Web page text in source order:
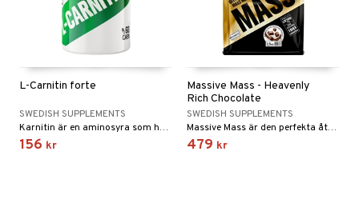
L-Carnitin forte
SWEDISH SUPPLEMENTS
Karnitin är en aminosyra som har uppgiften att transportera fett till mitokondrierna där förbränningen sker.
156 kr
Massive Mass - Heavenly
Rich Chocolate
SWEDISH SUPPLEMENTS
Massive Mass är den perfekta återhämningsdrycken för muskeltillväxt
479 kr